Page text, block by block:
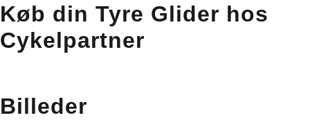
Køb din Tyre Glider hos
Cykelpartner
Billeder